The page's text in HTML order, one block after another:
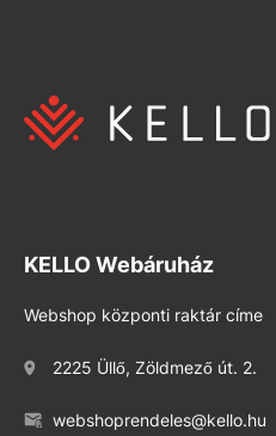
KELLO Webáruház
Webshop központi raktár címe
2225 Üllő, Zöldmező út. 2.
webshoprendeles@kello.hu